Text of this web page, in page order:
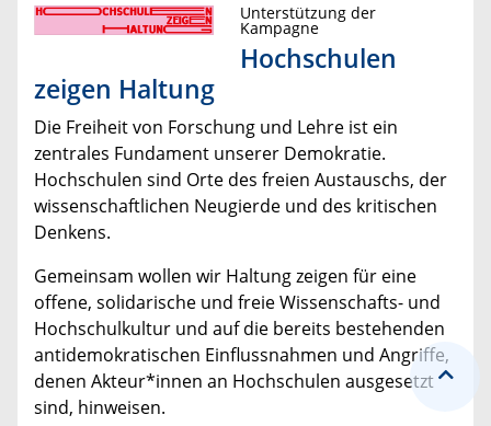
Unterstützung der
Kampagne
Hochschulen
zeigen Haltung
Die Freiheit von Forschung und Lehre ist ein
zentrales Fundament unserer Demokratie.
Hochschulen sind Orte des freien Austauschs, der
wissenschaftlichen Neugierde und des kritischen
Denkens.
Gemeinsam wollen wir Haltung zeigen für eine
offene, solidarische und freie Wissenschafts- und
Hochschulkultur und auf die bereits bestehenden
antidemokratischen Einflussnahmen und Angriffe,
denen Akteur*innen an Hochschulen ausgesetzt
sind, hinweisen.